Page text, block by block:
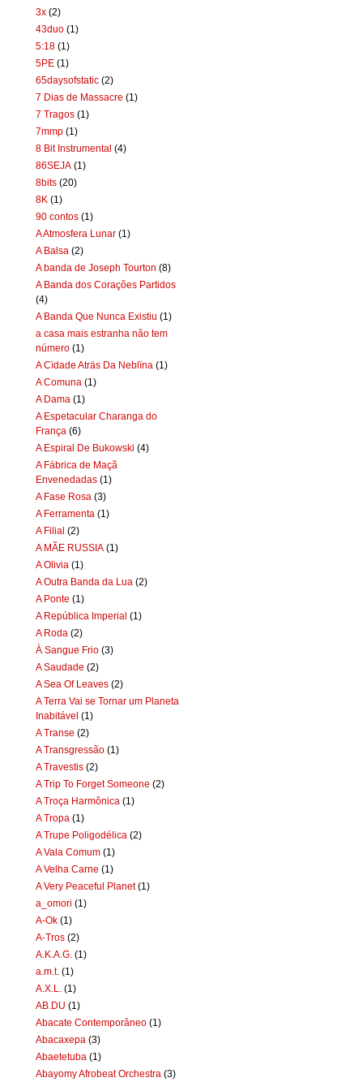
3x (2)
43duo (1)
5:18 (1)
5PE (1)
65daysofstatic (2)
7 Dias de Massacre (1)
7 Tragos (1)
7mmp (1)
8 Bit Instrumental (4)
86SEJA (1)
8bits (20)
8K (1)
90 contos (1)
A Atmosfera Lunar (1)
A Balsa (2)
A banda de Joseph Tourton (8)
A Banda dos Corações Partidos
(4)
A Banda Que Nunca Existiu (1)
a casa mais estranha não tem
número (1)
A Cïdade Aträs Da Neblïna (1)
A Comuna (1)
A Dama (1)
A Espetacular Charanga do
França (6)
A Espiral De Bukowski (4)
A Fábrica de Maçã
Envenedadas (1)
A Fase Rosa (3)
A Ferramenta (1)
A Filial (2)
A MÃE RUSSIA (1)
A Olivia (1)
A Outra Banda da Lua (2)
A Ponte (1)
A República Imperial (1)
A Roda (2)
À Sangue Frio (3)
A Saudade (2)
A Sea Of Leaves (2)
A Terra Vai se Tornar um Planeta
Inabitável (1)
A Transe (2)
A Transgressão (1)
A Travestis (2)
A Trip To Forget Someone (2)
A Troça Harmônica (1)
A Tropa (1)
A Trupe Poligodélica (2)
A Vala Comum (1)
A Velha Carne (1)
A Very Peaceful Planet (1)
a_omori (1)
A-Ok (1)
A-Tros (2)
A.K.A.G. (1)
a.m.t. (1)
A.X.L.
(1)
AB.DU (1)
Abacate Contemporâneo (1)
Abacaxepa (3)
Abaetetuba (1)
Abayomy Afrobeat Orchestra (3)